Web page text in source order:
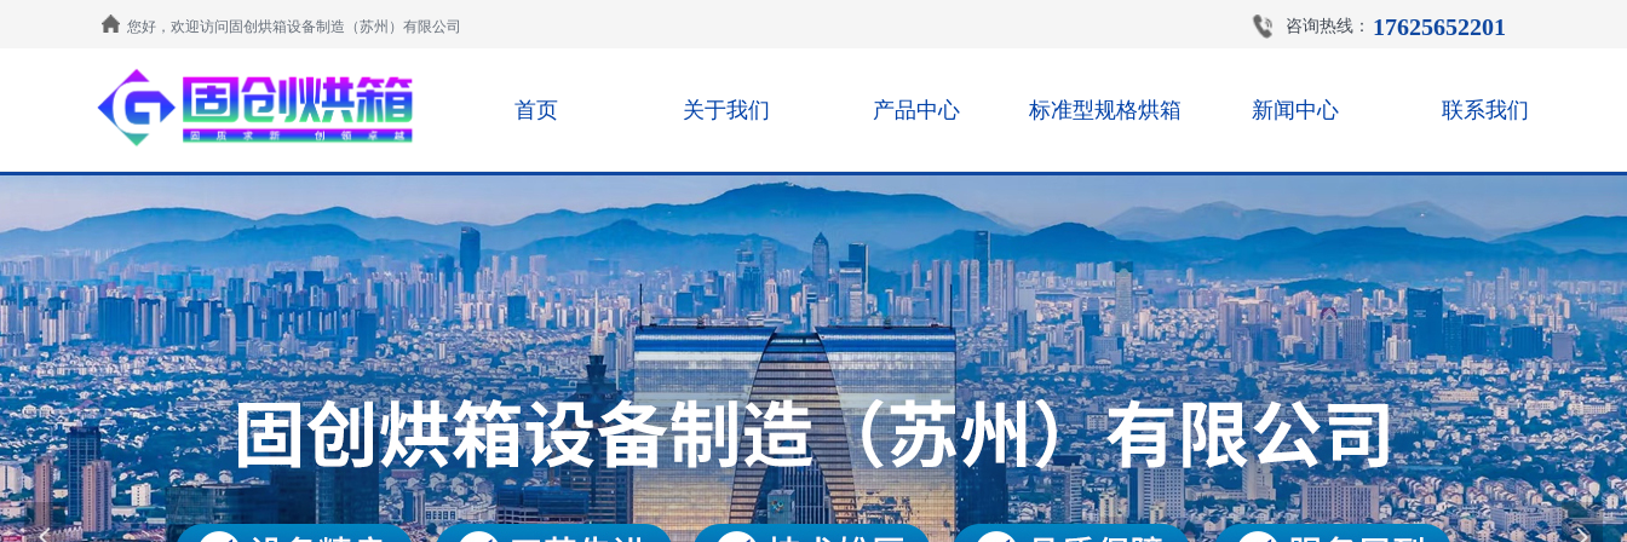
您好，欢迎访问固创烘箱设备制造（苏州）有限公司 咨询热线： 17625652201
넳 넲
首页 关于我们 产品中心 标准型规格烘箱 新闻中心 联系我们